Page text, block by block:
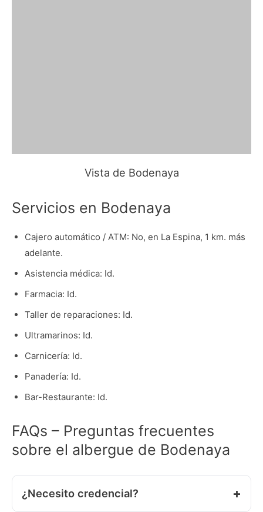
Vista de Bodenaya
Servicios en Bodenaya
Cajero automático / ATM: No, en La Espina, 1 km. más
adelante.
Asistencia médica: Id.
Farmacia: Id.
Taller de reparaciones: Id.
Ultramarinos: Id.
Carnicería: Id.
Panadería: Id.
Bar-Restaurante: Id.
FAQs – Preguntas frecuentes
sobre el albergue de Bodenaya
¿Necesito credencial?